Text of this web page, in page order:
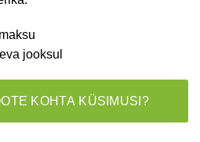
jooksul
KOHTA KÜSIMUSI?